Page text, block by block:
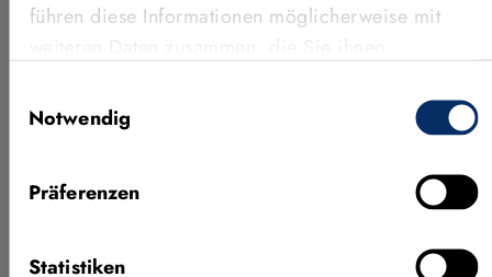
führen diese Informationen möglicherweise mit
Nutzung der Dienste gesammelt haben.
Notwendig
Präferenzen
Statistiken
HALCON 26.05